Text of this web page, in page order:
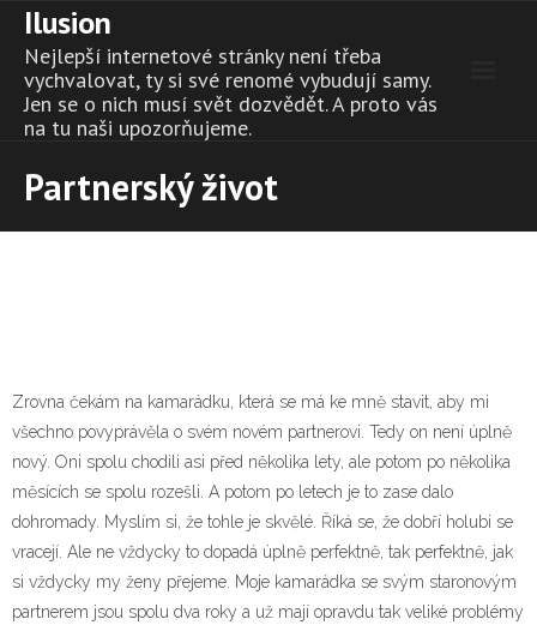
Skip
content
Ilusion
Nejlepší internetové stránky není třeba
vychvalovat, ty si své renomé vybudují samy.
Jen se o nich musí svět dozvědět. A proto vás
na tu naši upozorňujeme.
Partnerský život
Zrovna čekám na kamarádku, která se má ke mně stavit, aby mi
všechno povyprávěla o svém novém partnerovi. Tedy on není úplně
nový. Oni spolu chodili asi před několika lety, ale potom po několika
měsících se spolu rozešli. A potom po letech je to zase dalo
dohromady. Myslím si, že tohle je skvělé. Říká se, že dobří holubi se
vracejí. Ale ne vždycky to dopadá úplně perfektně, tak perfektně, jak
si vždycky my ženy přejeme. Moje kamarádka se svým staronovým
partnerem jsou spolu dva roky a už mají opravdu tak veliké problémy